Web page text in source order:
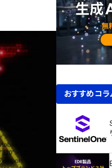
おすすめコラ